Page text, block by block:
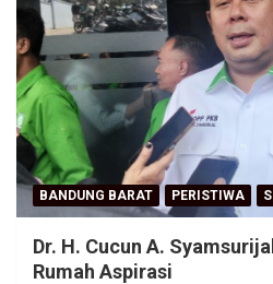
BANDUNG BARAT PERISTIWA
Dr. H. Cucun A.
Rumah Aspirasi